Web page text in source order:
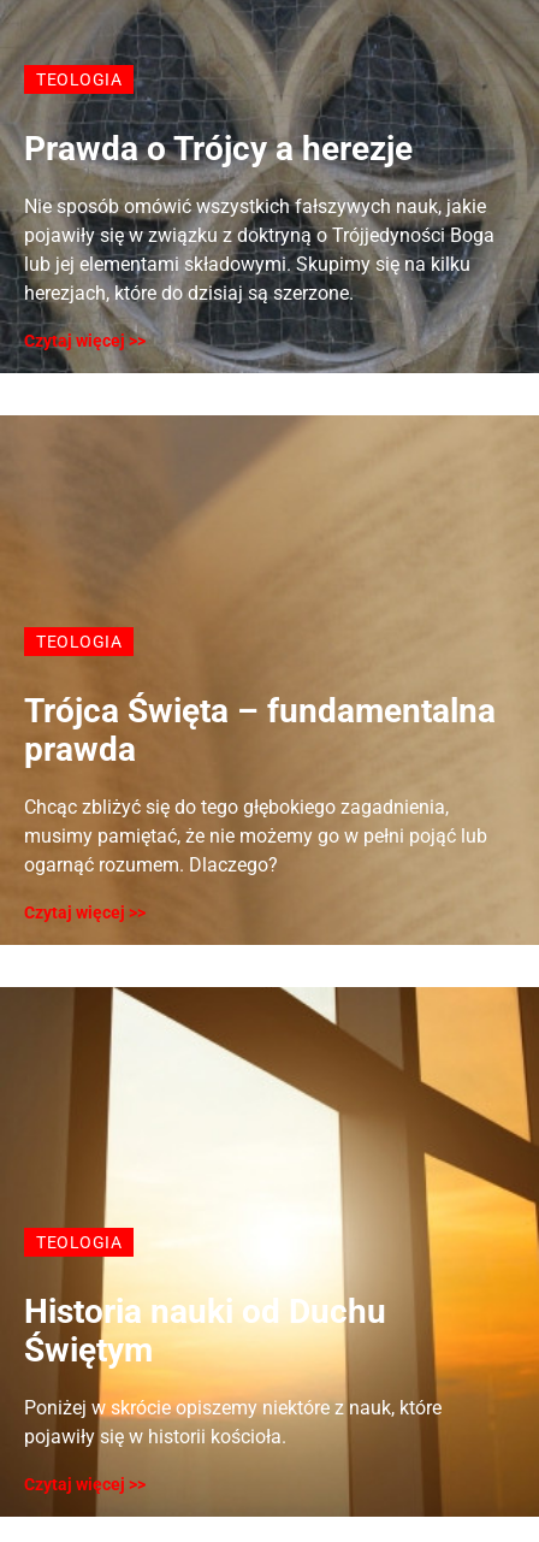
TEOLOGIA
Prawda o Trójcy a herezje
Nie sposób omówić wszystkich fałszywych nauk, jakie
pojawiły się w związku z doktryną o Trójjedyności Boga
lub jej elementami składowymi. Skupimy się na kilku
herezjach, które do dzisiaj są szerzone.
Czytaj więcej >>
TEOLOGIA
Trójca Święta – fundamentalna
prawda
Chcąc zbliżyć się do tego głębokiego zagadnienia,
musimy pamiętać, że nie możemy go w pełni pojąć lub
ogarnąć rozumem. Dlaczego?
Czytaj więcej >>
TEOLOGIA
Historia nauki od Duchu
Świętym
Poniżej w skrócie opiszemy niektóre z nauk, które
pojawiły się w historii kościoła.
Czytaj więcej >>